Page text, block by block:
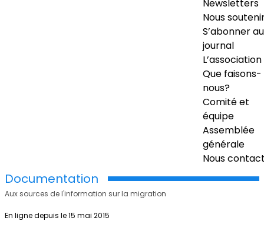
Newsletters
Nous
S’abonner au
journal
L’association
Que faisons-
nous?
Comité et
équipe
Assemblée
générale
Nous
Documentation
Aux sources de l'information sur la migration
En ligne depuis le 15 mai 2015